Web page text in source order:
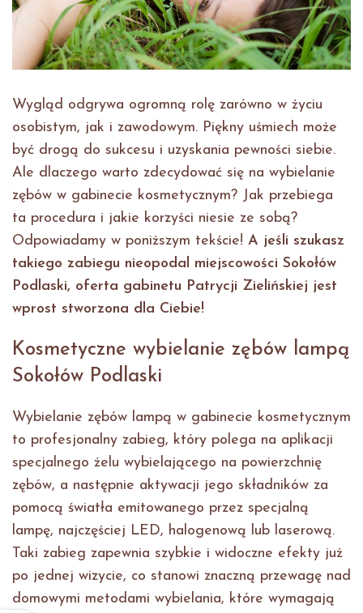
Wygląd odgrywa ogromną rolę zarówno w życiu
osobistym, jak i zawodowym. Piękny uśmiech może
być drogą do sukcesu i uzyskania pewności siebie.
Ale dlaczego warto zdecydować się na wybielanie
zębów w gabinecie kosmetycznym? Jak przebiega
ta procedura i jakie korzyści niesie ze sobą?
Odpowiadamy w poniższym tekście! A jeśli szukasz
takiego zabiegu nieopodal miejscowości Sokołów
Podlaski, oferta gabinetu Patrycji Zielińskiej jest
wprost stworzona dla Ciebie!
Kosmetyczne wybielanie zębów lampą
Sokołów Podlaski
Wybielanie zębów lampą w gabinecie kosmetycznym
to profesjonalny zabieg, który polega na aplikacji
specjalnego żelu wybielającego na powierzchnię
zębów, a następnie aktywacji jego składników za
pomocą światła emitowanego przez specjalną
lampę, najczęściej LED, halogenową lub laserową.
Taki zabieg zapewnia szybkie i widoczne efekty już
po jednej wizycie, co stanowi znaczną przewagę nad
domowymi metodami wybielania, które wymagają